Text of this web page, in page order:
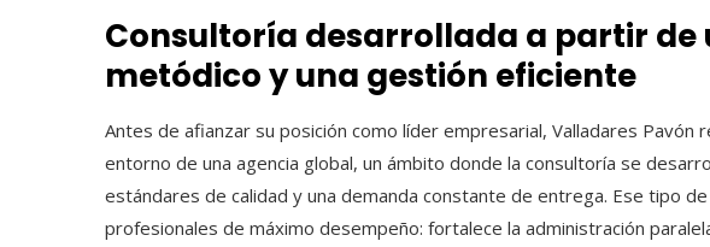
Consultoría desarrollada a partir de
metódico y una gestión eficiente
Antes de afianzar su posición como líder empresarial, Valladares Pavón
entorno de una agencia global, un ámbito donde la consultoría se
estándares de calidad y una demanda constante de entrega. Ese tipo
profesionales de máximo desempeño: fortalece la administración